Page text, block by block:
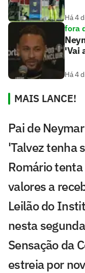
Há 4
fora
'Vai
Há 4
MAIS LANCE!
Pai de
'Talvez tenha
Romário
valores a
Leilão do
nesta
Sensação da
estreia por